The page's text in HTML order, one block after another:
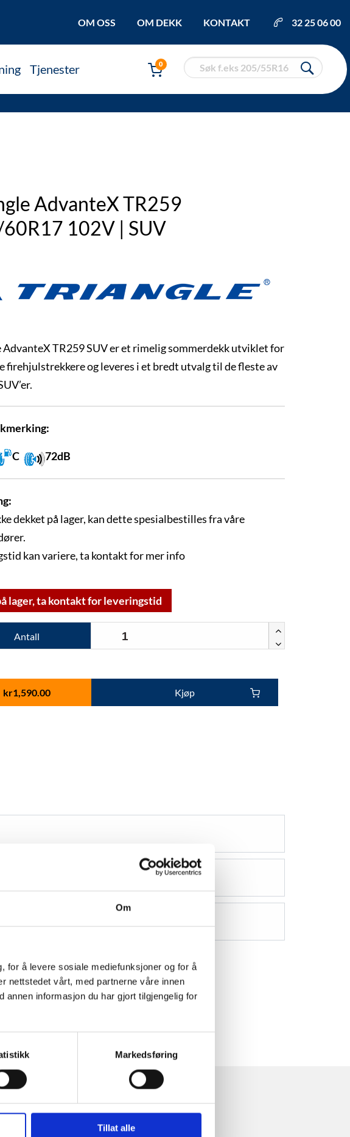
Om
for å levere sosiale mediefunksjoner og for å
nettstedet vårt, med partnerne våre innen
annen informasjon du har gjort tilgjengelig for
Markedsføring
Tillat alle
OM OSS OM DEKK KONTAKT 32 25 06 00
Tjenester 0
AdvanteX TR259
102V | SUV
AdvanteX TR259 SUV er et rimelig sommerdekk utviklet for
firehjulstrekkere og leveres i et bredt utvalg til de fleste av
C 72dB
dekket på lager, kan dette spesialbestilles fra våre
kan variere, ta kontakt for mer info
lager, ta kontakt for leveringstid
Antall
kr1,590.00 Kjøp